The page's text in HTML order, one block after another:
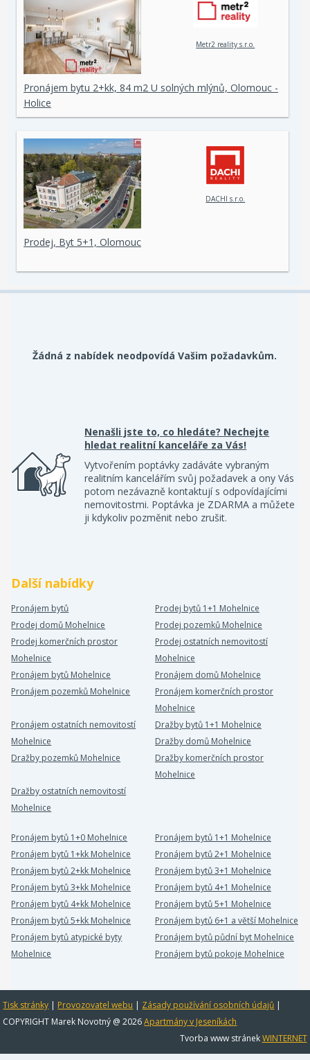
Metr2 reality s.r.o.
Pronájem bytu 2+kk, 84 m2 U solných mlýnů, Olomouc -
Holice
DACHI s.r.o.
Prodej, Byt 5+1, Olomouc
Žádná z nabídek neodpovídá Vašim požadavkům.
Nenašli jste to, co hledáte? Nechejte
hledat realitní kanceláře za Vás!
Vytvořením poptávky zadáváte vybraným
realitním kancelářím svůj požadavek a ony Vás
potom nezávazně kontaktují s odpovídajícími
nemovitostmi. Poptávka je ZDARMA a můžete
ji kdykoliv pozměnit nebo zrušit.
Další nabídky
Pronájem bytů
Prodej bytů 1+1 Mohelnice
Prodej domů Mohelnice
Prodej pozemků Mohelnice
Prodej komerčních prostor
Mohelnice
Prodej ostatních nemovitostí
Mohelnice
Pronájem bytů Mohelnice
Pronájem domů Mohelnice
Pronájem pozemků Mohelnice
Pronájem komerčních prostor
Mohelnice
Pronájem ostatních nemovitostí
Mohelnice
Dražby bytů 1+1 Mohelnice
Dražby domů Mohelnice
Dražby pozemků Mohelnice
Dražby komerčních prostor
Mohelnice
Dražby ostatních nemovitostí
Mohelnice
Pronájem bytů 1+0 Mohelnice
Pronájem bytů 1+1 Mohelnice
Pronájem bytů 1+kk Mohelnice
Pronájem bytů 2+1 Mohelnice
Pronájem bytů 2+kk Mohelnice
Pronájem bytů 3+1 Mohelnice
Pronájem bytů 3+kk Mohelnice
Pronájem bytů 4+1 Mohelnice
Pronájem bytů 4+kk Mohelnice
Pronájem bytů 5+1 Mohelnice
Pronájem bytů 5+kk Mohelnice
Pronájem bytů 6+1 a větší Mohelnice
Pronájem bytů atypické byty
Mohelnice
Pronájem bytů půdní byt Mohelnice
Pronájem bytů pokoje Mohelnice
Tisk stránky | Provozovatel webu | Zásady používání osobních údajů |
COPYRIGHT Marek Novotný @ 2026Apartmány v Jeseníkách
Tvorba www stránekWINTERNET